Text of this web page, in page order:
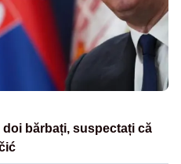
bărbați, suspectați că